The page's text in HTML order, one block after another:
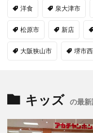
洋食 泉大津市
松原市 新店
大阪狭山市 堺市
キッズ の最